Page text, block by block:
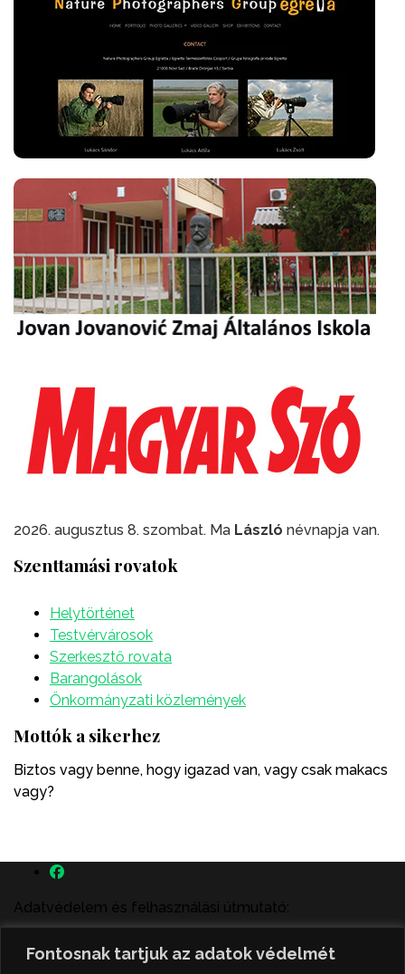
Fontosnak tartjuk az adatok védelmét
2026. augusztus 8. szombat. Ma László névnapja van.
Szenttamási rovatok
Helytörténet
Testvérvárosok
Szerkesztő rovata
Barangolások
Önkormányzati közlemények
Mottók a sikerhez
Biztos vagy benne, hogy igazad van, vagy csak makacs
vagy?
Adatvédelem és felhasználási útmutató:
A szenttamás.rs magyar nyelvű internetes hírportálon
megjelenő szerzői írások, a híranyag és minden egyéb